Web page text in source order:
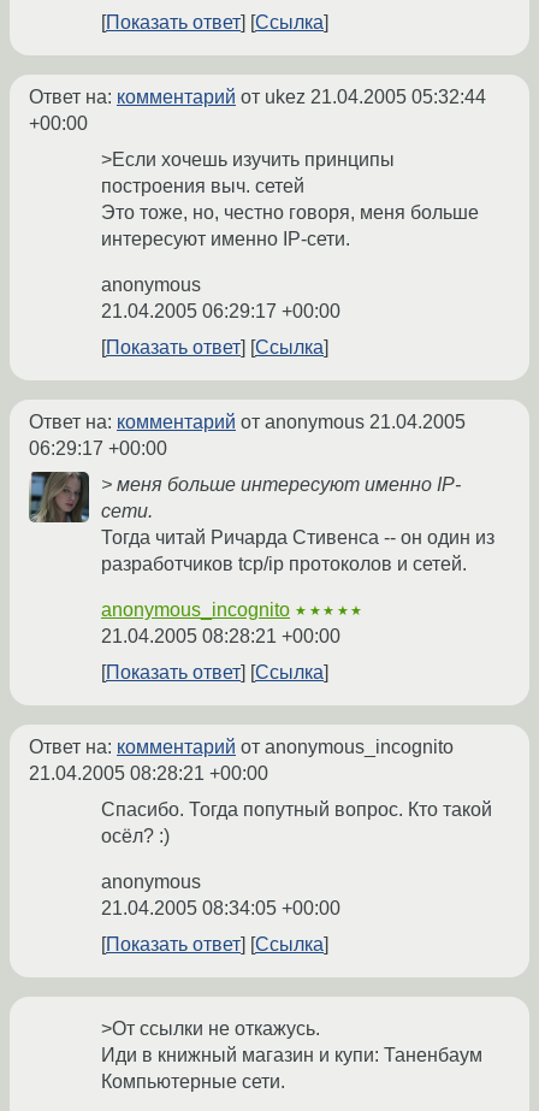
Показать ответ Ссылка
Ответ на: комментарий от ukez 21.04.2005 05:32:44
+00:00
>Если хочешь изучить принципы
построения выч. сетей
Это тоже, но, честно говоря, меня больше
интересуют именно IP-сети.
anonymous
21.04.2005 06:29:17 +00:00
Показать ответ
Ссылка
Ответ на: комментарий от anonymous 21.04.2005
06:29:17 +00:00
> меня больше интересуют именно IP-
сети.
Тогда читай Ричарда Стивенса -- он один из
разработчиков tcp/ip протоколов и сетей.
anonymous_incognito ★★★★★
21.04.2005 08:28:21 +00:00
Показать ответ
Ссылка
Ответ на: комментарий от anonymous_incognito
21.04.2005 08:28:21 +00:00
Спасибо. Тогда попутный вопрос. Кто такой
осёл? :)
anonymous
21.04.2005 08:34:05 +00:00
Показать ответ
Ссылка
>От ссылки не откажусь.
Иди в книжный магазин и купи: Таненбаум
Компьютерные сети.